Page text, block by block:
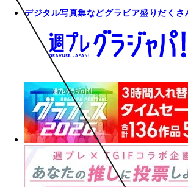
デジタル写真集などグラビア盛りだくさ